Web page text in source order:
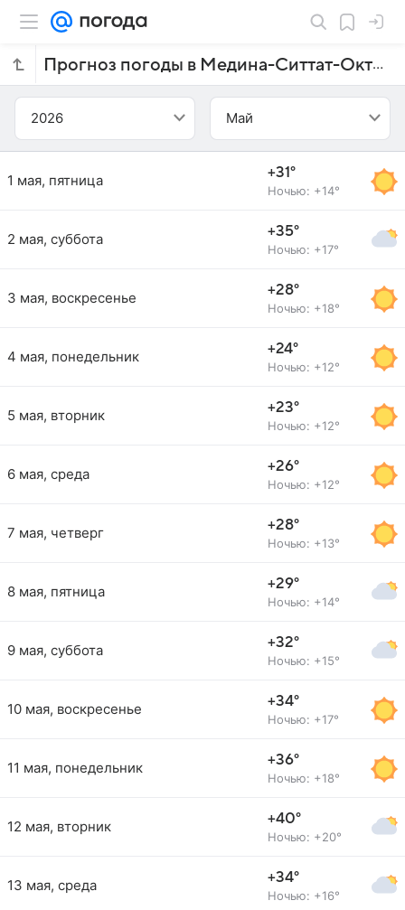
Прогноз погоды в Медина-Ситтат-Октобере на май 2026 года
2026 Май
1 мая, пятница +31°
Ночью: +14°
2 мая, суббота +35°
Ночью: +17°
3 мая, воскресенье +28°
Ночью: +18°
4 мая, понедельник +24°
Ночью: +12°
5 мая, вторник +23°
Ночью: +12°
6 мая, среда +26°
Ночью: +12°
7 мая, четверг +28°
Ночью: +13°
8 мая, пятница +29°
Ночью: +14°
9 мая, суббота +32°
Ночью: +15°
10 мая, воскресенье +34°
Ночью: +17°
11 мая, понедельник +36°
Ночью: +18°
12 мая, вторник +40°
Ночью: +20°
13 мая, среда +34°
Ночью: +16°